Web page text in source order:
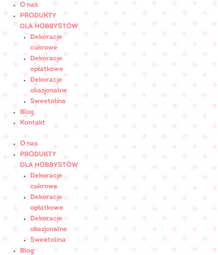
content
O nas
PRODUKTY
DLA HOBBYSTÓW
Dekoracje
cukrowe
Dekoracje
opłatkowe
Dekoracje
okazjonalne
Sweetolina
Blog
Kontakt
O nas
PRODUKTY
DLA HOBBYSTÓW
Dekoracje
cukrowe
Dekoracje
opłatkowe
Dekoracje
okazjonalne
Sweetolina
Blog